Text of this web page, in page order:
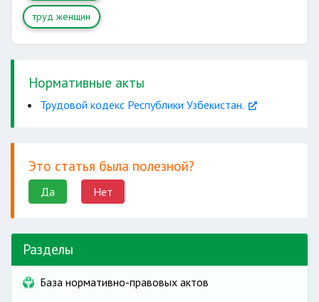
труд женщин
Нормативные акты
Трудовой кодекс Республики Узбекистан.
Это статья была полезной?
Да Нет
Разделы
База нормативно-правовых актов